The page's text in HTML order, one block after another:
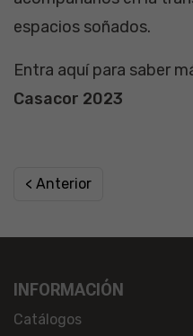
espacios soñados.
Entra aquí para saber
Casacor 2023
< Anterior
INFORMACIÓN
Catálogos